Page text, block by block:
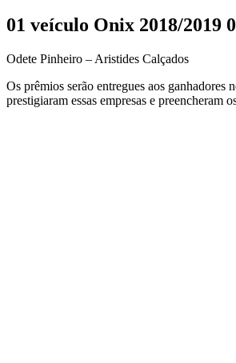
01 veículo Onix 2018/2019
Odete Pinheiro – Aristides Calçados
Os prêmios serão entregues aos
prestigiaram essas empresas e preencheram